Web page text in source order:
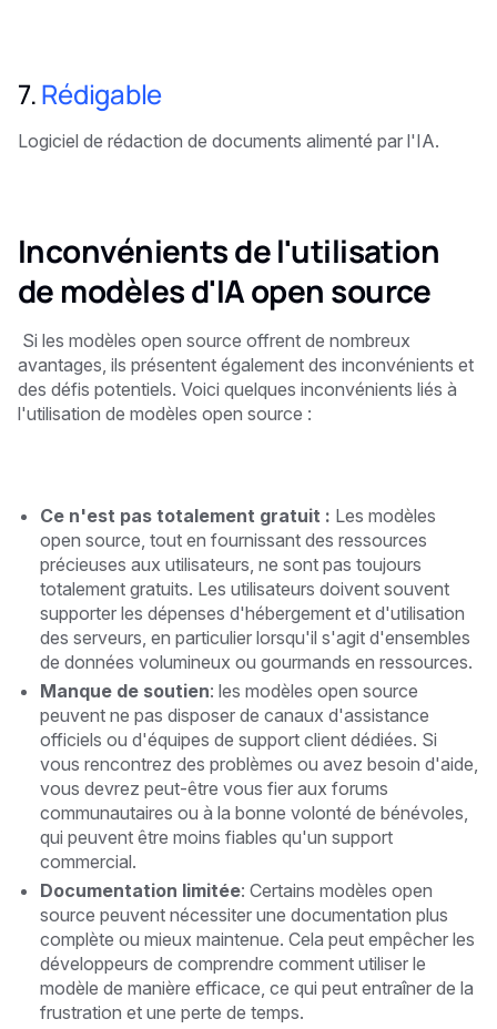
7.Rédigable
Logiciel de rédaction de documents alimenté par l'IA.
Inconvénients de l'utilisation
de modèles d'IA open source
‍ Si les modèles open source offrent de nombreux
avantages, ils présentent également des inconvénients et
des défis potentiels. Voici quelques inconvénients liés à
l'utilisation de modèles open source :
Ce n'est pas totalement gratuit : Les modèles
open source, tout en fournissant des ressources
précieuses aux utilisateurs, ne sont pas toujours
totalement gratuits. Les utilisateurs doivent souvent
supporter les dépenses d'hébergement et d'utilisation
des serveurs, en particulier lorsqu'il s'agit d'ensembles
de données volumineux ou gourmands en ressources.
Manque de soutien: les modèles open source
peuvent ne pas disposer de canaux d'assistance
officiels ou d'équipes de support client dédiées. Si
vous rencontrez des problèmes ou avez besoin d'aide,
vous devrez peut-être vous fier aux forums
communautaires ou à la bonne volonté de bénévoles,
qui peuvent être moins fiables qu'un support
commercial.
Documentation limitée: Certains modèles open
source peuvent nécessiter une documentation plus
complète ou mieux maintenue. Cela peut empêcher les
développeurs de comprendre comment utiliser le
modèle de manière efficace, ce qui peut entraîner de la
frustration et une perte de temps.